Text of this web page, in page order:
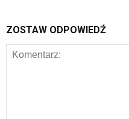
ZOSTAW ODPOWIEDŹ